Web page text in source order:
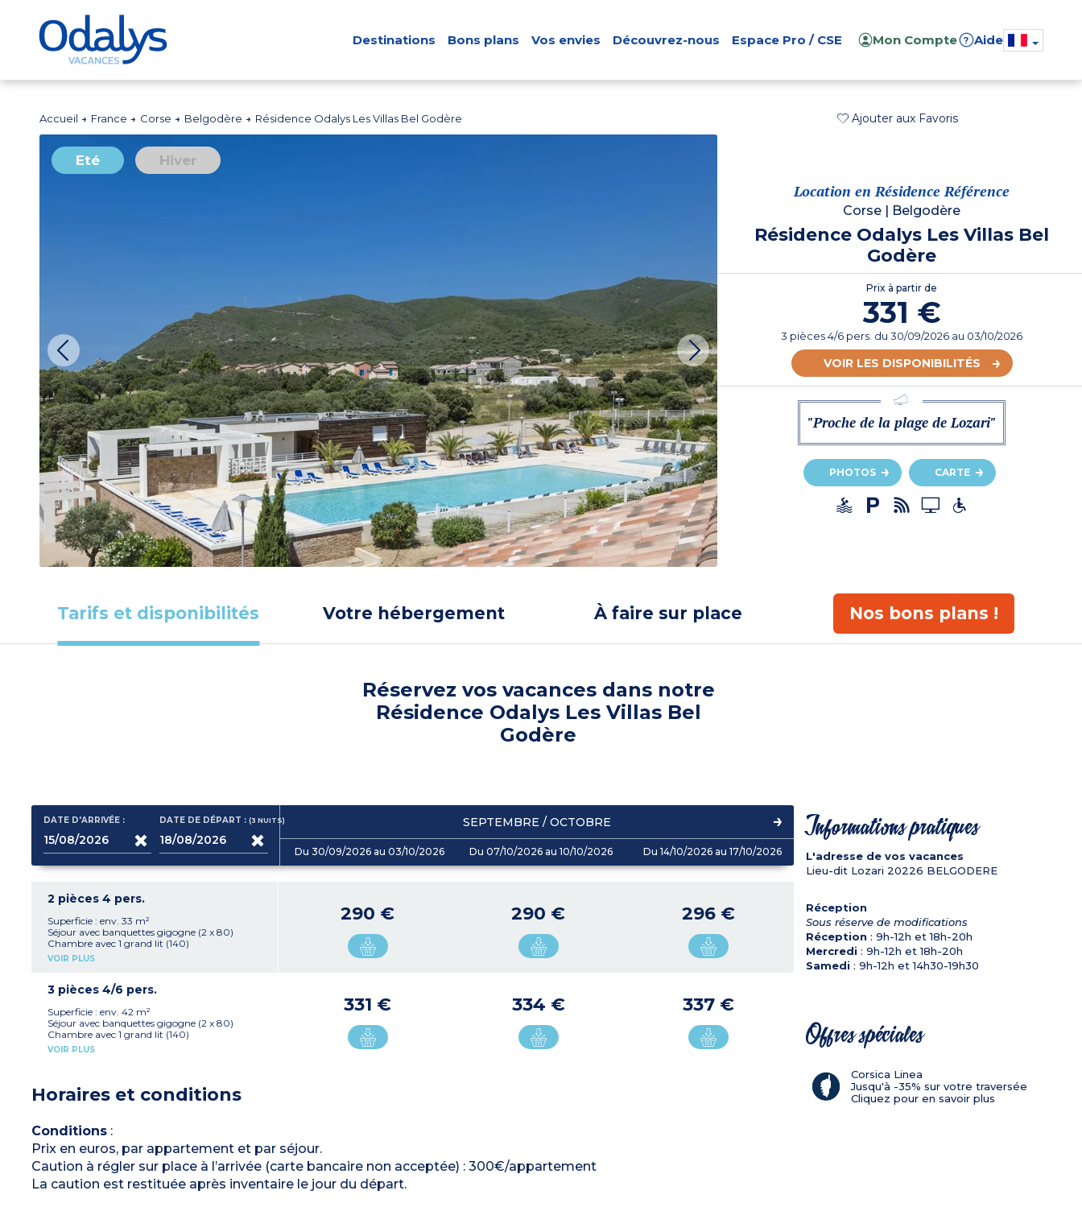
Destinations Bons plans Vos envies Découvrez-nous Espace Pro / CSE Mon Compte ? Aide
Accueil France Corse Belgodère Résidence Odalys Les Villas Bel Godère Ajouter aux Favoris
Eté Hiver
Location en Résidence Référence
Corse Belgodère
Résidence Odalys Les Villas Bel
Godère
Prix à partir de
331 €
3 pièces 4/6 pers. du 30/09/2026 au 03/10/2026
VOIR LES DISPONIBILITÉS
"Proche de la plage de Lozari"
PHOTOS CARTE
Tarifs et disponibilités Votre hébergement À faire sur place Nos bons plans !
Réservez vos vacances dans notre
Résidence Odalys Les Villas Bel
Godère
DATE D'ARRIVÉE : DATE DE DÉPART :(3NUITS) SEPTEMBRE / OCTOBRE
Du 30/09/2026 au 03/10/2026 Du 07/10/2026 au 10/10/2026 Du 14/10/2026 au 17/10/2026
2 pièces 4 pers.
Superficie : env. 33 m²
Séjour avec banquettes gigogne (2 x 80)
Chambre avec 1 grand lit (140)
Kitchenette équipée (plaque vitrocéramique,
Salle de bains, WC séparé
Terrasse
1 stationnement gratuit par appartement
(numéroté)
VOIR PLUS
290 € 290 € 296 €
3 pièces 4/6 pers.
Superficie : env. 42 m²
Séjour avec banquettes gigogne (2 x 80)
Chambre avec 1 grand lit (140)
Chambre avec 2 lits simples (2 x 90)
Salle de bains, WC séparé
Terrasse
(numéroté)
VOIR PLUS
331 € 334 € 337 €
Horaires et conditions
Conditions:
Prix en euros, par appartement et par séjour.
Caution à régler sur place à l’arrivée (carte bancaire non acceptée) : 300€/appartement
La caution est restituée après inventaire le jour du départ.
Informations pratiques
L'adresse de vos vacances
Lieu-dit Lozari 20226 BELGODERE
Réception
Sous réserve de modifications
Réception : 9h-12h et 18h-20h
Mercredi : 9h-12h et 18h-20h
Samedi : 9h-12h et 14h30-19h30
Offres spéciales
Corsica Linea
Jusqu'à -35% sur votre traversée
Cliquez pour en savoir plus